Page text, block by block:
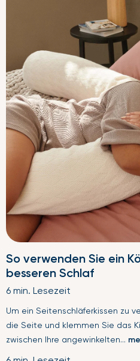
So verwenden Sie ein
besseren Schlaf
6 min. Lesezeit
Um ein Seitenschläferkissen zu
die Seite und klemmen Sie das
zwischen Ihre angewinkelten...